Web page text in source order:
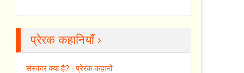
प्रेरक कहानियाँ ›
संस्कार क्या है? - प्रेरक कहानी